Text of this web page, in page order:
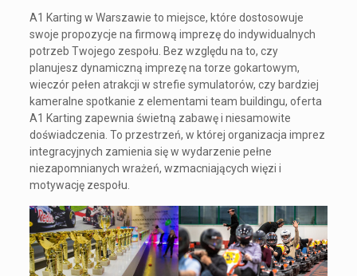
A1 Karting w Warszawie to miejsce, które dostosowuje
swoje propozycje na firmową imprezę do indywidualnych
potrzeb Twojego zespołu. Bez względu na to, czy
planujesz dynamiczną imprezę na torze gokartowym,
wieczór pełen atrakcji w strefie symulatorów, czy bardziej
kameralne spotkanie z elementami team buildingu, oferta
A1 Karting zapewnia świetną zabawę i niesamowite
doświadczenia. To przestrzeń, w której organizacja imprez
integracyjnych zamienia się w wydarzenie pełne
niezapomnianych wrażeń, wzmacniających więzi i
motywację zespołu.